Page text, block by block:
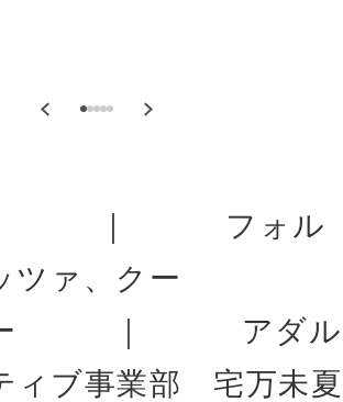
品 ｜ フォル
ツァ、クー
ー ｜ アダル
ィブ事業部 宅万未夏